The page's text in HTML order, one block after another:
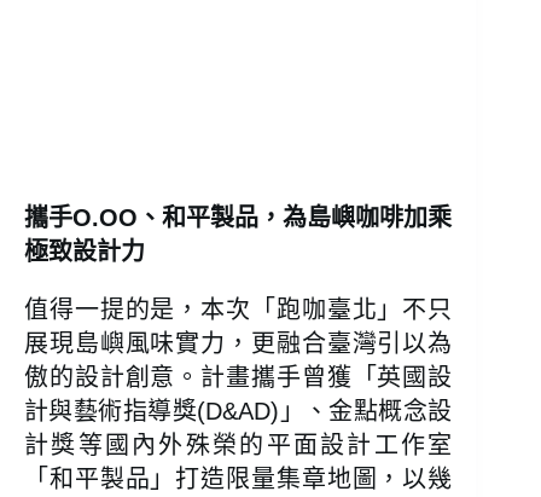
攜手O.OO、和平製品，為島嶼咖啡加乘
極致設計力
值得一提的是，本次「跑咖臺北」不只
展現島嶼風味實力，更融合臺灣引以為
傲的設計創意。計畫攜手曾獲「英國設
計與藝術指導獎(D&AD)」、金點概念設
計獎等國內外殊榮的平面設計工作室
「和平製品」打造限量集章地圖，以幾